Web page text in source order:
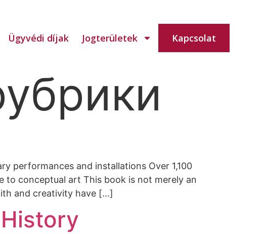
Ügyvédi díjak Jogterületek Kapcsolat
performances and installations Over 1,100
conceptual art This book is not merely an
and creativity have […]